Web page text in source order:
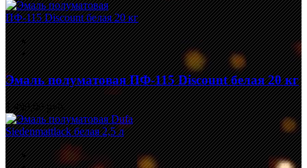
Эмаль полуматовая ПФ-115 Discount белая 20 кг
1 499,00 руб.